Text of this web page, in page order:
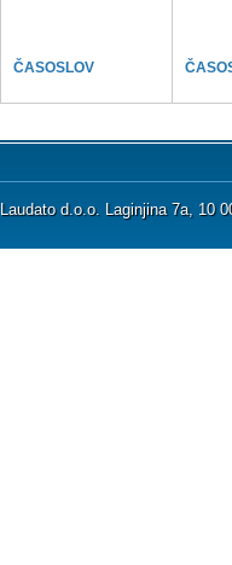
ČASOSLOV
Laudato d.o.o. Laginjina 7a, 10